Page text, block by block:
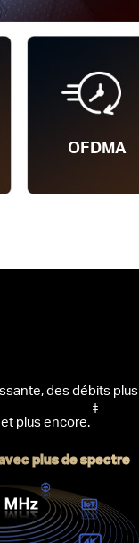
OFDMA
des débits plus
plus encore.
‡
plus de spectre